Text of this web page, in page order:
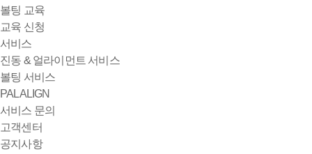
볼팅 교육
교육 신청
서비스
진동 & 얼라이먼트 서비스
볼팅 서비스
PALALIGN
서비스 문의
고객센터
공지사항